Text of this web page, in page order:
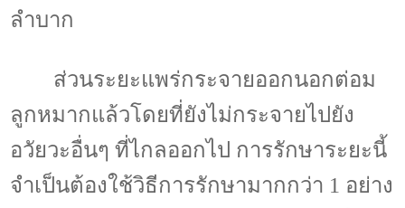
ลำบาก
ส่วนระยะแพร่กระจายออกนอกต่อม
ลูกหมากแล้วโดยที่ยังไม่กระจายไปยัง
อวัยวะอื่นๆ ที่ไกลออกไป การรักษาระยะนี้
จำเป็นต้องใช้วิธีการรักษามากกว่า 1 อย่าง